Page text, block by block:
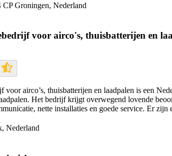
Groningen, Nederland
voor airco's, thuisbatterijen en
voor airco’s, thuisbatterijen en laadpalen is een
Het bedrijf krijgt overwegend lovende
nette installaties en goede service. Er
Nederland